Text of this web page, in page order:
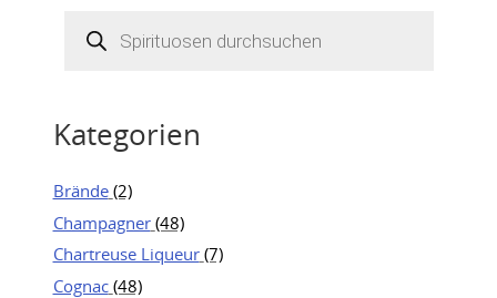
search
Kategorien
Brände (2)
Champagner (48)
Chartreuse Liqueur (7)
Cognac (48)